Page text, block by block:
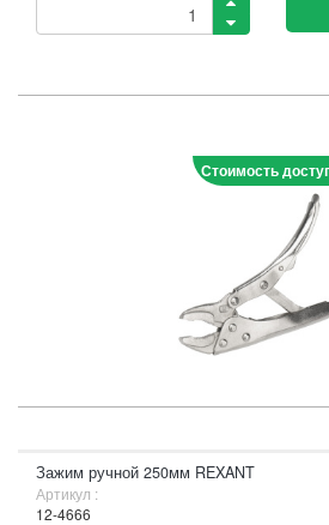
Стоимость
Зажим ручной 250мм REXANT
Артикул :
12-4666